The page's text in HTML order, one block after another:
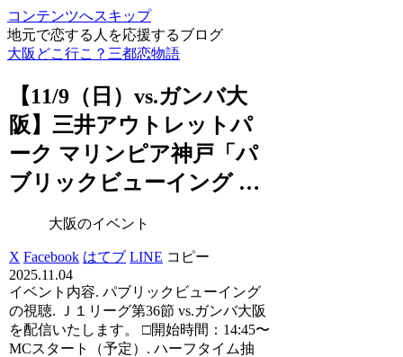
コンテンツへスキップ
地元で恋する人を応援するブログ
大阪どこ行こ？三都恋物語
【11/9（日）vs.ガンバ大
阪 】三井アウトレットパ
ーク マリンピア神戸「パ
ブリックビューイング …
大阪のイベント
X Facebook はてブ LINE コピー
2025.11.04
イベント内容. パブリックビューイング
の視聴. Ｊ１リーグ第36節 vs.ガンバ大阪
を配信いたします。 □開始時間：14:45〜
MCスタート（予定）. ハーフタイム抽